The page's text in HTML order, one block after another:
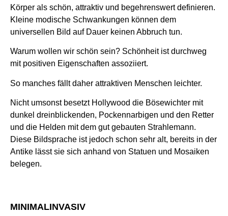
Körper als schön, attraktiv und begehrenswert definieren.
Kleine modische Schwankungen können dem
universellen Bild auf Dauer keinen Abbruch tun.
Warum wollen wir schön sein? Schönheit ist durchweg
mit positiven Eigenschaften assoziiert.
So manches fällt daher attraktiven Menschen leichter.
Nicht umsonst besetzt Hollywood die Bösewichter mit
dunkel dreinblickenden, Pockennarbigen und den Retter
und die Helden mit dem gut gebauten Strahlemann.
Diese Bildsprache ist jedoch schon sehr alt, bereits in der
Antike lässt sie sich anhand von Statuen und Mosaiken
belegen.
MINIMALINVASIV